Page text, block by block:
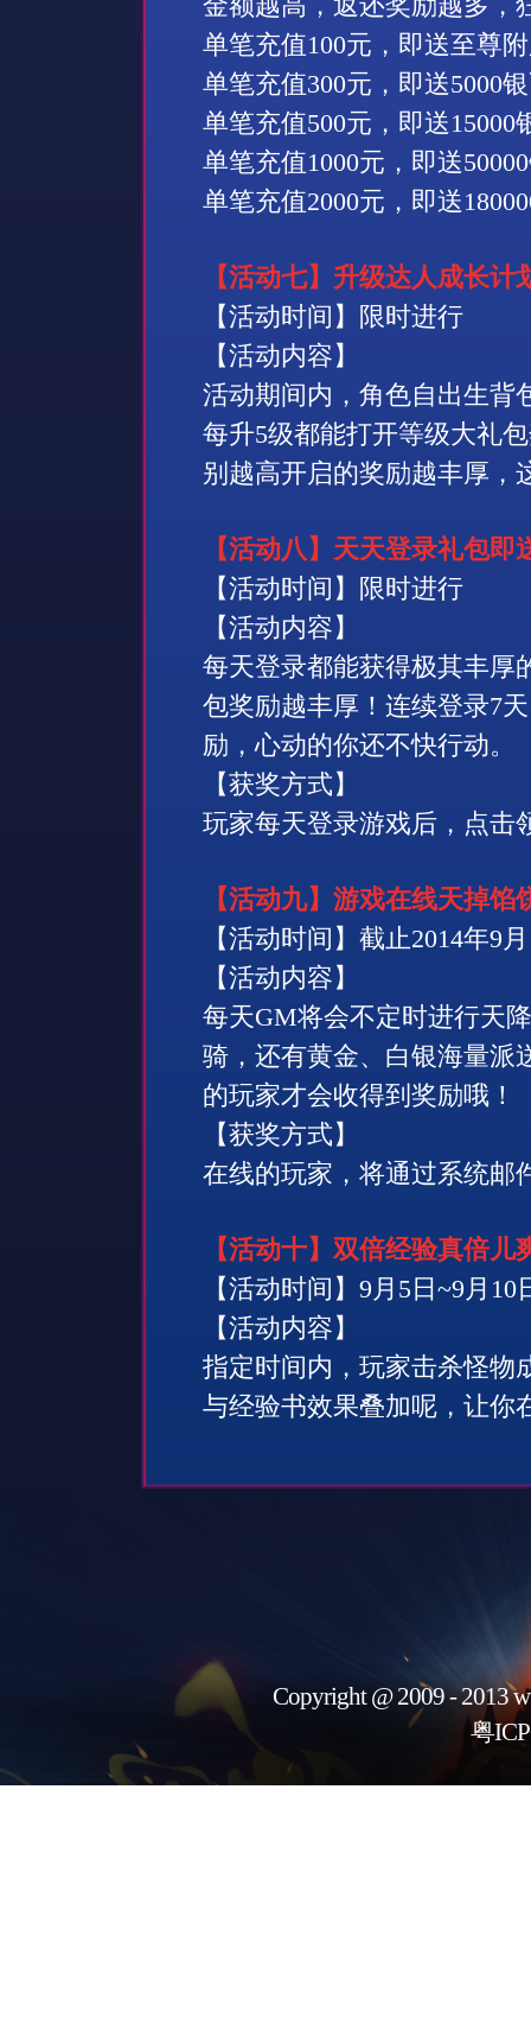
单笔充值100元，即送至尊
单笔充值300元，即送5000
单笔充值500元，即送15000
单笔充值1000元，即送50000
单笔充值2000元，即送
【活动七】升级达人成长计
【活动时间】限时进行
【活动内容】
活动期间内，角色自出生背
每升5级都能打开等级大礼
别越高开启的奖励越丰厚，
【活动八】天天登录礼包即
【活动时间】限时进行
【活动内容】
每天登录都能获得极其丰厚
包奖励越丰厚！连续登录7
励，心动的你还不快行动。
【获奖方式】
玩家每天登录游戏后，点击
【活动九】游戏在线天掉馅
【活动时间】截止2014年9月
【活动内容】
每天GM将会不定时进行天
骑，还有黄金、白银海量派
的玩家才会收得到奖励哦！
【获奖方式】
在线的玩家，将通过系统邮
【活动十】双倍经验真倍儿
【活动时间】 9月 5日~9月 10
【活动内容】
指定时间内，玩家击杀怪物
与经验书效果叠加呢，让你
Copyright @ 2009 - 2013
粤